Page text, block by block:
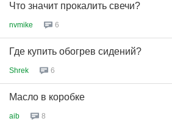
Что значит прокалить свечи?
nvmike 6
Гдe купить обогрев сидений?
Shrek 6
Масло в коробке
aib 8